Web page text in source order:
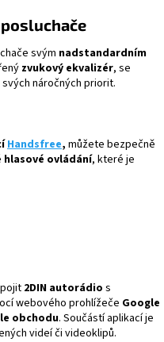
svým nadstandardním
zvukový ekvalizér, se
náročných priorit.
Handsfree, můžete bezpečně
hlasové ovládání, které je
2DIN autorádio s
webového prohlížeče Google
obchodu. Součástí aplikací je
videí či videoklipů.